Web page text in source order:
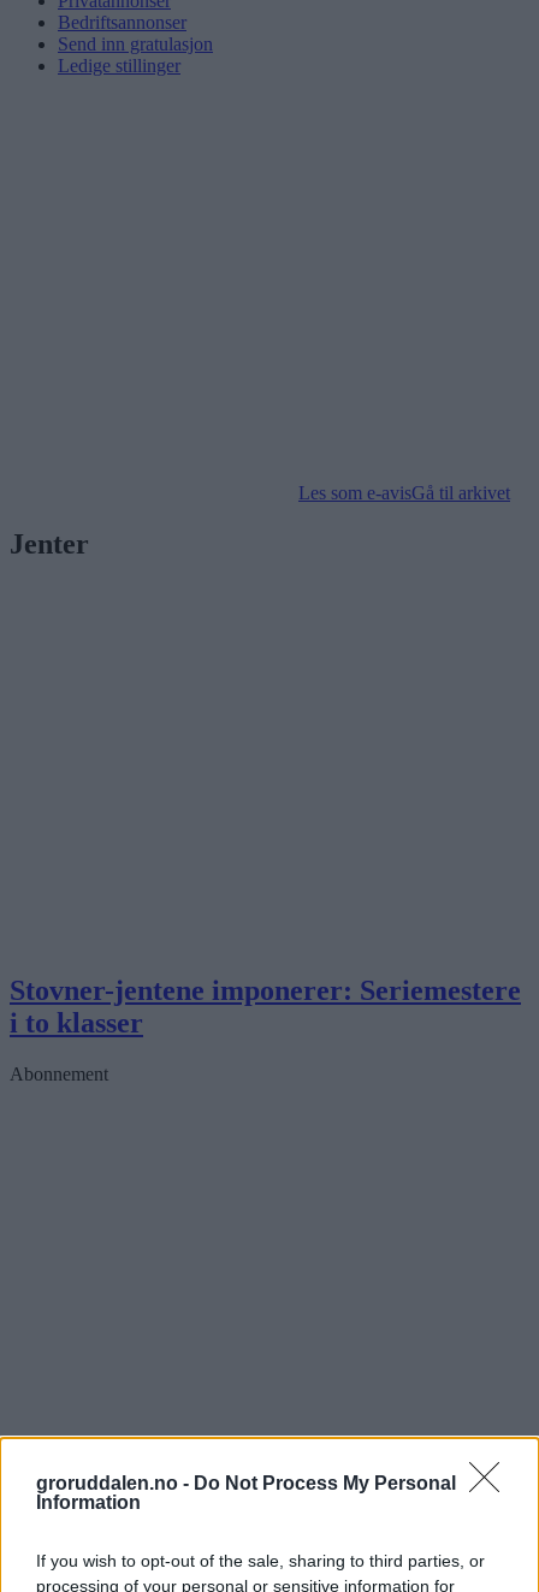
groruddalen.no - Do Not Process My Personal
Information
If you wish to opt-out of the sale, sharing to third parties, or
processing of your personal or sensitive information for
Bedriftsannonser
Send inn gratulasjon
Ledige stillinger
Les som e-avisGå til arkivet
Jenter
Stovner-jentene imponerer: Seriemestere
i to klasser
Abonnement
Furuset IF inviterer til livslang